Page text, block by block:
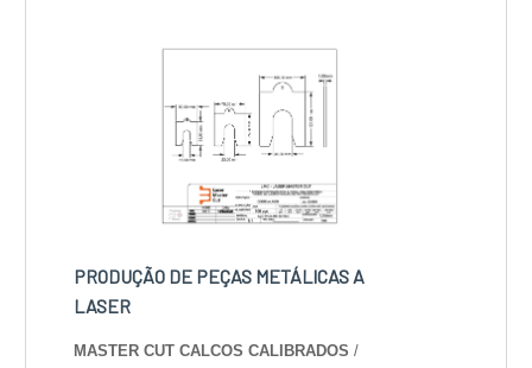
PRODUÇÃO DE PEÇAS METÁLICAS A
LASER
MASTER CUT CALCOS CALIBRADOS /